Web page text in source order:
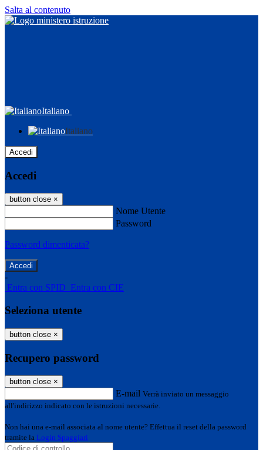
Salta al contenuto
Italiano
Italiano
Accedi
Accedi
button close ×
Nome Utente
Password
Password dimenticata?
-
Entra con SPID Entra con CIE
Seleziona utente
button close ×
Recupero password
button close ×
E-mail Verrà inviato un messaggio
all'indirizzo indicato con le istruzioni necessarie.
Non hai una e-mail associata al nome utente? Effettua il reset della password
tramite la Login Spaggiari